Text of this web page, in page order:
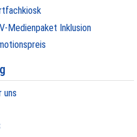
Medienpaket Inklusion
uns